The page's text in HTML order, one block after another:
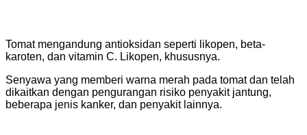
Tomat mengandung antioksidan seperti likopen, beta-
karoten, dan vitamin C. Likopen, khususnya.
Senyawa yang memberi warna merah pada tomat dan telah
dikaitkan dengan pengurangan risiko penyakit jantung,
beberapa jenis kanker, dan penyakit lainnya.